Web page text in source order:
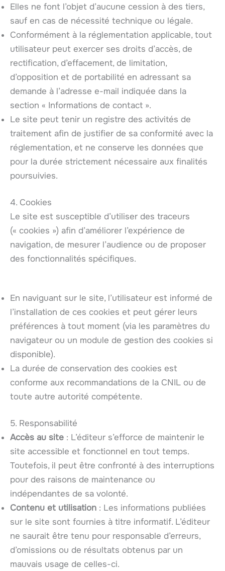
Elles ne font l’objet d’aucune cession à des tiers,
sauf en cas de nécessité technique ou légale.
Conformément à la réglementation applicable, tout
utilisateur peut exercer ses droits d’accès, de
rectification, d’effacement, de limitation,
d’opposition et de portabilité en adressant sa
demande à l’adresse e-mail indiquée dans la
section « Informations de contact ».
Le site peut tenir un registre des activités de
traitement afin de justifier de sa conformité avec la
réglementation, et ne conserve les données que
pour la durée strictement nécessaire aux finalités
poursuivies.
4. Cookies
Le site est susceptible d’utiliser des traceurs
(« cookies ») afin d’améliorer l’expérience de
navigation, de mesurer l’audience ou de proposer
des fonctionnalités spécifiques.
En naviguant sur le site, l’utilisateur est informé de
l’installation de ces cookies et peut gérer leurs
préférences à tout moment (via les paramètres du
navigateur ou un module de gestion des cookies si
disponible).
La durée de conservation des cookies est
conforme aux recommandations de la CNIL ou de
toute autre autorité compétente.
5. Responsabilité
Accès au site : L’éditeur s’efforce de maintenir le
site accessible et fonctionnel en tout temps.
Toutefois, il peut être confronté à des interruptions
pour des raisons de maintenance ou
indépendantes de sa volonté.
Contenu et utilisation : Les informations publiées
sur le site sont fournies à titre informatif. L’éditeur
ne saurait être tenu pour responsable d’erreurs,
d’omissions ou de résultats obtenus par un
mauvais usage de celles-ci.